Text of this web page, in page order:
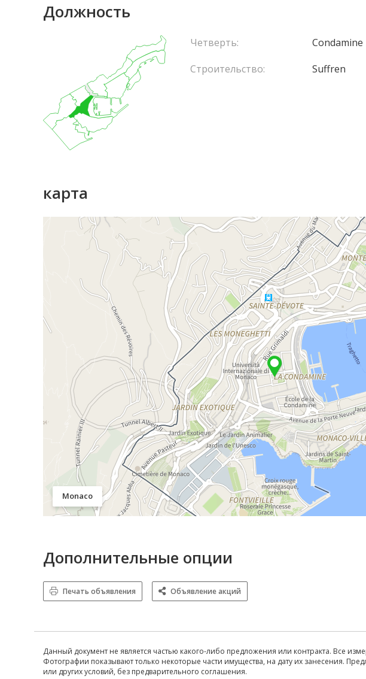
Должность
Четверть:
Condamine
Строительство:
Suffren
карта
Monaco
Дополнительные опции
Печать объявления Объявление акций
Данный документ не является частью какого-либо предложения или контракта. Все
Фотографии показывают только некоторые части имущества, на дату их занесения.
или других условий, без предварительного соглашения.